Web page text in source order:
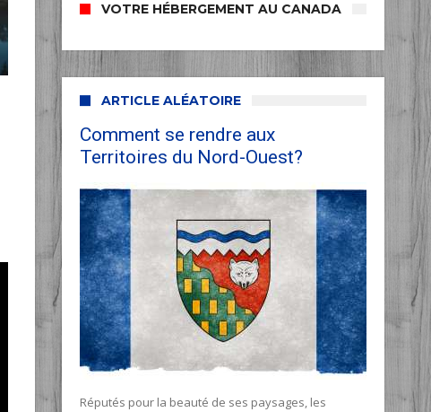
VOTRE HÉBERGEMENT AU CANADA
ARTICLE ALÉATOIRE
Comment se rendre aux
Territoires du Nord-Ouest?
Réputés pour la beauté de ses paysages, les